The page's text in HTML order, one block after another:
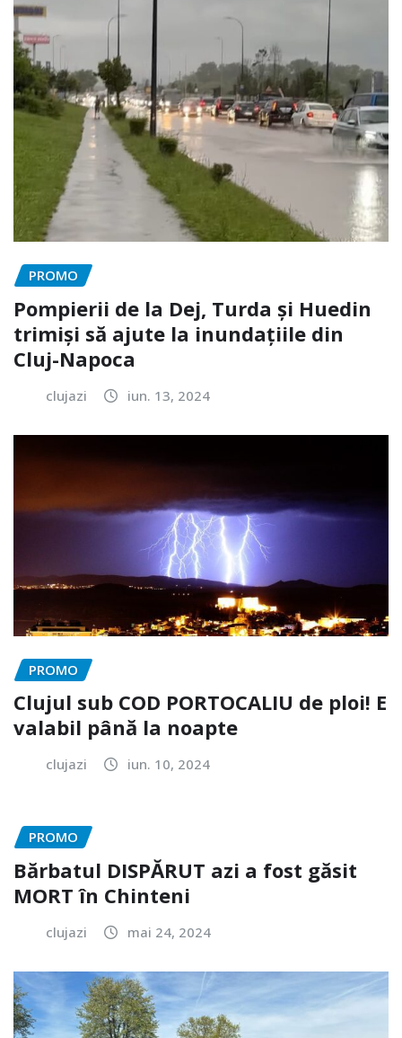
PROMO
Pompierii de la Dej, Turda și Huedin
trimiși să ajute la inundațiile din
Cluj-Napoca
clujazi iun. 13, 2024
PROMO
Clujul sub COD PORTOCALIU de ploi! E
valabil până la noapte
clujazi iun. 10, 2024
PROMO
Bărbatul DISPĂRUT azi a fost găsit
MORT în Chinteni
clujazi mai 24, 2024